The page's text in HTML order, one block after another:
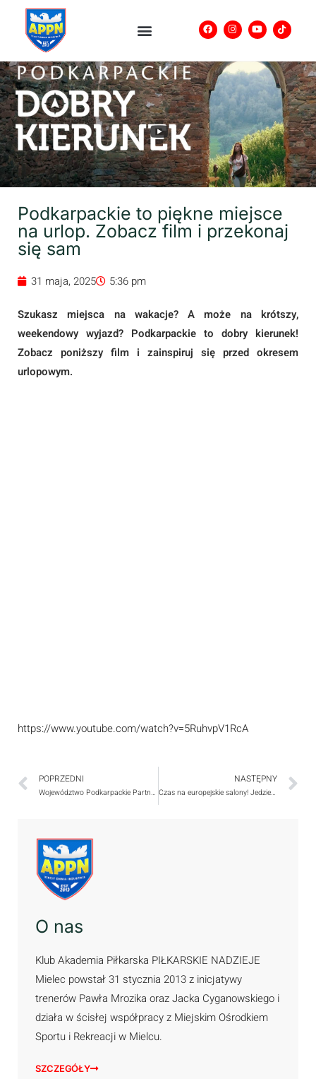
Podkarpackie to piękne miejsce
na urlop. Zobacz film i przekonaj
się sam
31 maja, 2025 5:36 pm
Szukasz miejsca na wakacje? A może na krótszy,
weekendowy wyjazd? Podkarpackie to dobry kierunek!
Zobacz poniższy film i zainspiruj się przed okresem
urlopowym.
https://www.youtube.com/watch?v=5RuhvpV1RcA
POPRZEDNI
Województwo Podkarpackie Partnerem Międzynarodowego Turnieju Piłki Nożnej z okazji Dnia Dziecka
NASTĘPNY
Czas na europejskie salony! Jedziemy do Belgradu
O nas
Klub Akademia Piłkarska PIŁKARSKIE NADZIEJE
Mielec powstał 31 stycznia 2013 z inicjatywy
trenerów Pawła Mrozika oraz Jacka Cyganowskiego i
działa w ścisłej współpracy z Miejskim Ośrodkiem
Sportu i Rekreacji w Mielcu.
SZCZEGÓŁY